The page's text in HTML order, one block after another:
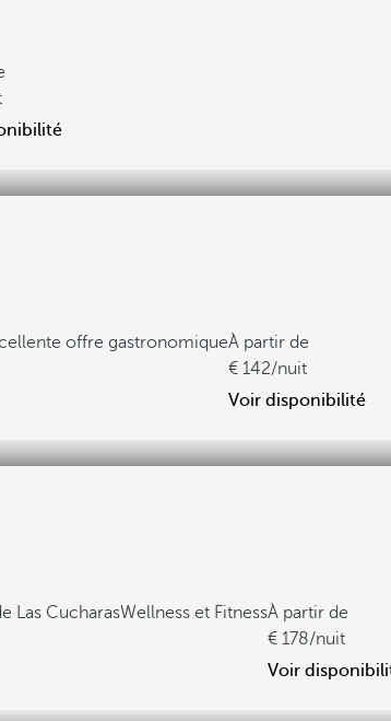
offre gastronomiqueÀ partir de
142/nuit
Voir disponibilité
Las CucharasWellness et FitnessÀ partir de
178/nuit
Voir